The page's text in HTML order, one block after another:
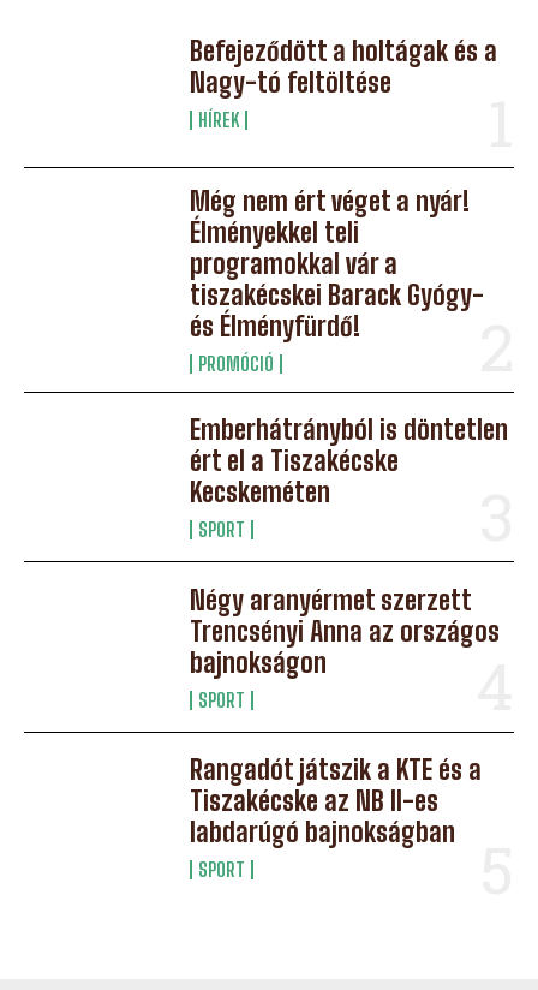
Befejeződött a holtágak és a
Nagy-tó feltöltése
HÍREK
Még nem ért véget a nyár!
Élményekkel teli
programokkal vár a
tiszakécskei Barack Gyógy-
és Élményfürdő!
PROMÓCIÓ
Emberhátrányból is döntetlen
ért el a Tiszakécske
Kecskeméten
SPORT
Négy aranyérmet szerzett
Trencsényi Anna az országos
bajnokságon
SPORT
Rangadót játszik a KTE és a
Tiszakécske az NB II-es
labdarúgó bajnokságban
SPORT